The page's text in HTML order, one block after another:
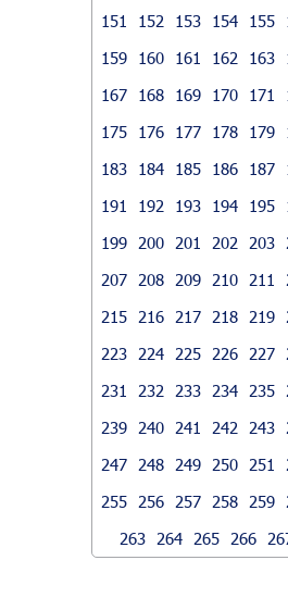
151
152 153 154 155
159
160 161 162 163
167
168 169 170 171
175
176 177 178 179
183
184 185 186 187
191
192 193 194 195
199
200 201 202 203
207
208 209 210 211
215
216 217 218 219
223
224 225 226 227
231
232 233 234 235
239
240 241 242 243
247
248 249 250 251
255
256 257 258 259
263
264 265 266